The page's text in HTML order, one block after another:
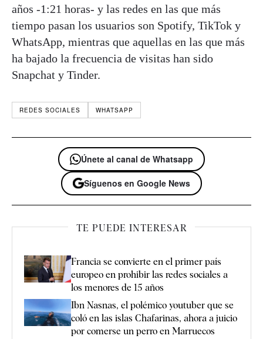
años -1:21 horas- y las redes en las que más
tiempo pasan los usuarios son Spotify, TikTok y
WhatsApp, mientras que aquellas en las que más
ha bajado la frecuencia de visitas han sido
Snapchat y Tinder.
REDES SOCIALES WHATSAPP
Únete al canal de Whatsapp
Síguenos en Google News
TE PUEDE INTERESAR
Francia se convierte en el primer país
europeo en prohibir las redes sociales a
los menores de 15 años
Ibn Nasnas, el polémico youtuber que se
coló en las islas Chafarinas, ahora a juicio
por comerse un perro en Marruecos